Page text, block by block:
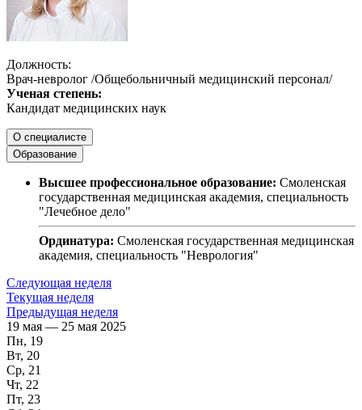
Должность:
Врач-невролог /Общебольничный медицинский персонал/
Ученая степень:
Кандидат медицинских наук
О специалисте
Образование
Высшее профессиональное образование: Смоленская
государственная медицинская академия, специальность
"Лечебное дело"
Ординатура: Смоленская государственная медицинская
академия, специальность "Неврология"
Следующая неделя
Текущая неделя
Предыдущая неделя
19 мая — 25 мая 2025
Пн, 19
Вт, 20
Ср, 21
Чт, 22
Пт, 23